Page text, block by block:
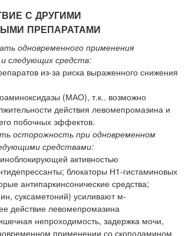
С ДРУГИМИ
ПРЕПАРАТАМИ
одновременного применения
следующих средств:
из-за риска выраженного снижения
(МАО), т.к.. возможно
действия левомепромазина и
побочных эффектов.
осторожность при одновременном
средствами:
активностью
блокаторы Н1-гистаминовых
антипаркинсонические средства;
суксаметоний) усиливают м-
действие левомепромазина
непроходимость, задержка мочи,
применении со скополамином